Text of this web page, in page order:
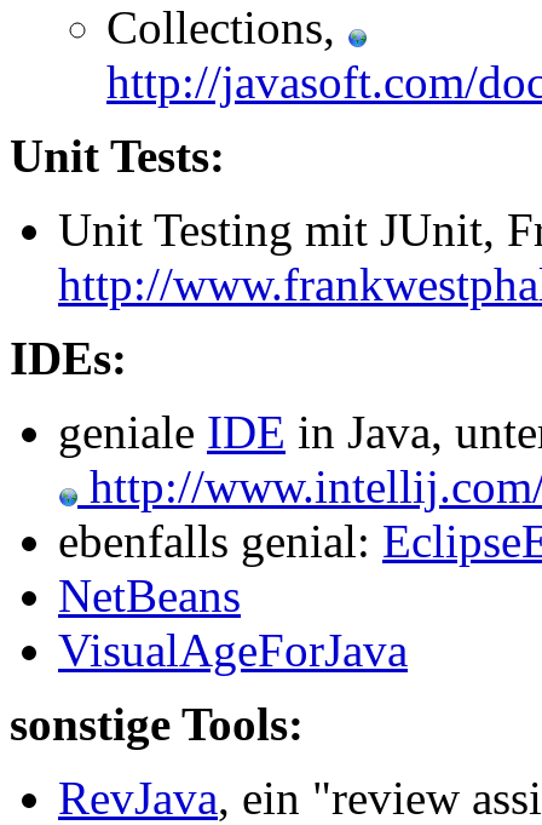
Collections,
http://javasoft.com/
Unit Tests:
Unit Testing mit JUnit,
http://
IDEs:
geniale IDE in Java,
http://
ebenfalls genial:
NetBeans
VisualAgeForJava
sonstige Tools:
RevJava, ein "review